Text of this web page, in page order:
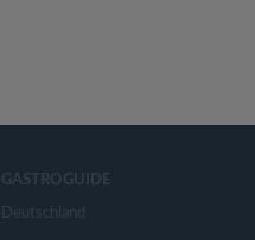
GASTROGUIDE
Deutschland